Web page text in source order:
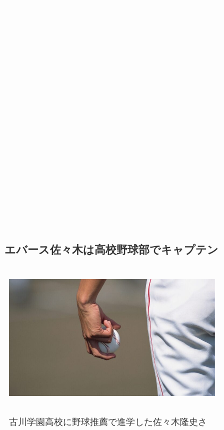
エバース佐々木は高校野球部でキャプテン
古川学園高校に野球推薦で進学した佐々木隆史さ